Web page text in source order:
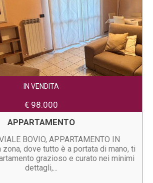
IN VENDITA
€ 98.000
APPARTAMENTO
BOVIO, APPARTAMENTO IN
zona, dove tutto è a portata di mano, ti
grazioso e curato nei minimi
dettagli,...